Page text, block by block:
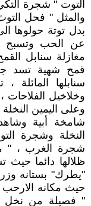
التوت " شجرة
والمثل " فحل
بدل توتة حولوها
عن الحب وتسبح
مغازلة سنابل
قمح شهية تسد
سنابلها
وخلاخيل الفلاحات
وعلى اليمين
شامخة أبية
النخلة وشجرة
شجرة الغرب ، "
ظلالها دائما
"يطرك" بستانه
حيث مكانه الارحب
" فصيلة من نخل